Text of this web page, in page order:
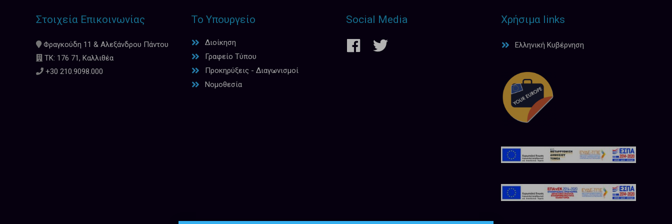
Στοιχεία Επικοινωνίας
Φραγκούδη 11 & Αλεξάνδρου Πάντου
ΤΚ: 176 71, Καλλιθέα
+30 210.9098.000
Το Υπουργείο
Διοίκηση
Γραφείο Τύπου
Προκηρύξεις - Διαγωνισμοί
Νομοθεσία
Social Media Χρήσιμα links
Ελληνική Κυβέρνηση